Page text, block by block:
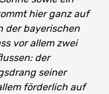
hier ganz auf
der bayerischen
vor allem zwei
der
seiner
förderlich auf